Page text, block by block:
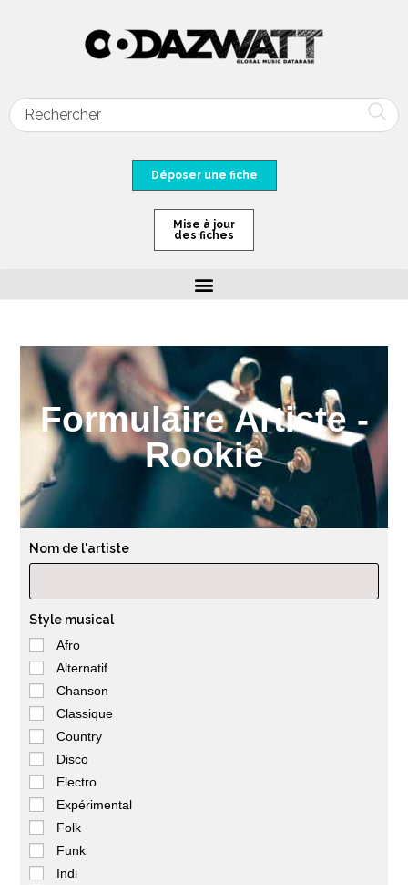
Déposer une fiche
Mise à jour
des fiches
Formulaire Artiste -
Rookie
Nom de l'artiste
Style musical
Afro
Alternatif
Chanson
Classique
Country
Disco
Electro
Expérimental
Folk
Funk
Indi